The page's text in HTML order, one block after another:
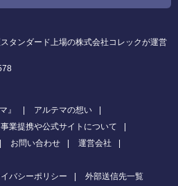
タンダード上場の株式会社コレックが運営
』
アルテマの想い
事業提携や公式サイトについて
お問い合わせ
運営会社
バシーポリシー 外部送信先一覧